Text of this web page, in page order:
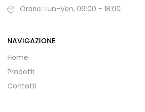
Orario: Lun-Ven, 09:00 - 18:00
NAVIGAZIONE
Home
Prodotti
Contatti